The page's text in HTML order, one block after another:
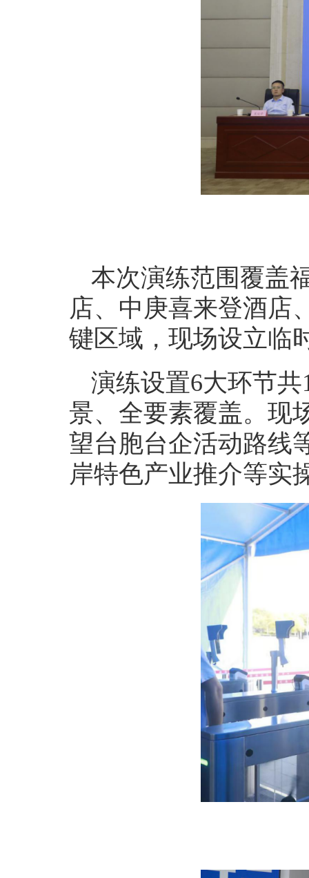
本次演练范围覆盖
店、中庚喜来登酒店
键区域，现场设立临
演练设置6大环节
景、全要素覆盖。现
望台胞台企活动路线
岸特色产业推介等实